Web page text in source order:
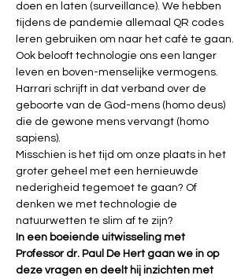
doen en laten (surveillance). We hebben
tijdens de pandemie allemaal QR codes
leren gebruiken om naar het café te gaan.
Ook belooft technologie ons een langer
leven en boven-menselijke vermogens.
Harrari schrijft in dat verband over de
geboorte van de God-mens (homo deus)
die de gewone mens vervangt (homo
sapiens).
Misschien is het tijd om onze plaats in het
groter geheel met een hernieuwde
nederigheid tegemoet te gaan? Of
denken we met technologie de
natuurwetten te slim af te zijn?
In een boeiende uitwisseling met
Professor dr. Paul De Hert gaan we in op
deze vragen en deelt hij inzichten met